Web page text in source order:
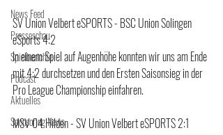
News Feed
Presseschau
Spielberichte
Podcast
Aktuelles
Sponsoring News
SV Union Velbert eSPORTS - BSC Union Solingen
eSports 4:2
In einem Spiel auf Augenhöhe konnten wir uns am Ende
mit 4:2 durchsetzen und den Ersten Saisonsieg in der
Pro League Championship einfahren.
MSV 04 Hilden - SV Union Velbert eSPORTS 2:1